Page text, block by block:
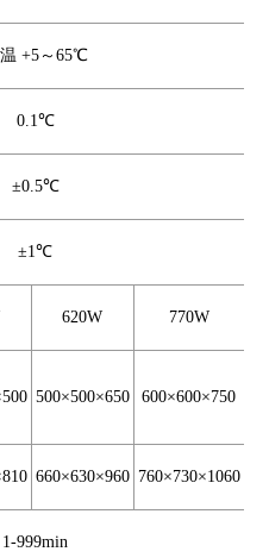
+5～65℃
0.1℃
±0.5℃
±1℃
620W 770W
500×500×650 600×600×750
660×630×960 760×730×1060
1-999min